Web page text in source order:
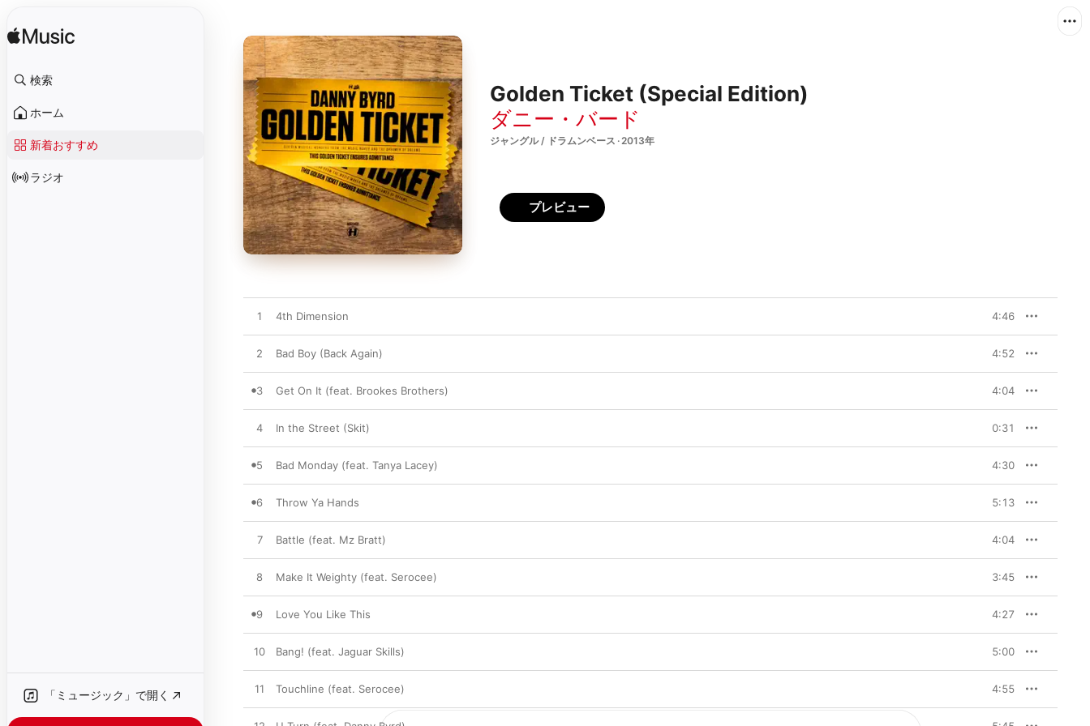
検索
ホーム
新着おすすめ
ラジオ
「ミュージック」で開く
Golden Ticket (Special Edition)
ダニー・バード
ジャングル / ドラムンベース · 2013年
プレビュー
1 4th Dimension 4:46
2 Bad Boy (Back Again) 4:52
3 Get On It (feat. Brookes Brothers) 4:04
4 In the Street (Skit) 0:31
5 Bad Monday (feat. Tanya Lacey) 4:30
6 Throw Ya Hands 5:13
7 Battle (feat. Mz Bratt) 4:04
8 Make It Weighty (feat. Serocee) 3:45
9 Love You Like This 4:27
10 Bang! (feat. Jaguar Skills) 5:00
11 Touchline (feat. Serocee) 4:55